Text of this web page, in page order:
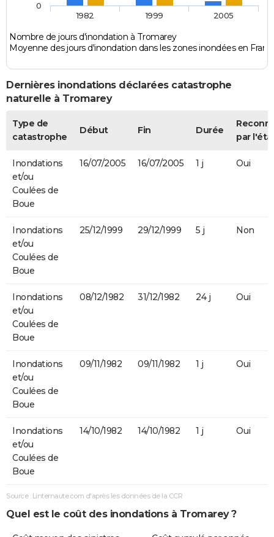
Nombre de jours d'inondation à Tromarey
Moyenne des jours d'inondation dans les zones inondées en
1982 1999 2005
0
Dernières inondations déclarées catastrophe
naturelle à Tromarey
Type de
catastrophe
Début Fin Durée
par
Inondations
et/ou
Coulées de
Boue
16/07/2005 16/07/2005 1 j Oui
Inondations
et/ou
Coulées de
Boue
25/12/1999 29/12/1999 5 j Non
Inondations
et/ou
Coulées de
Boue
08/12/1982 31/12/1982 24 j Oui
Inondations
et/ou
Coulées de
Boue
09/11/1982 09/11/1982 1 j Oui
Inondations
et/ou
Coulées de
Boue
14/10/1982 14/10/1982 1 j Oui
Source : Linternaute.com d'après les données de la CCR
Quel est le coût des inondations à Tromarey ?